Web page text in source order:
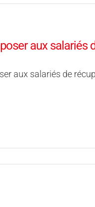
aux salariés
aux salariés de